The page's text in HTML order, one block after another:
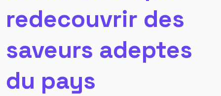
redecouvrir des
saveurs adeptes
du pays